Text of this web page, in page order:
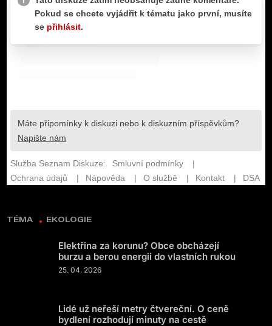
TÉMA EKOLOGIE
Elektřina za korunu? Obce obcházejí
burzu a berou energii do vlastních rukou
25. 04. 2026
Lidé už neřeší metry čtvereční. O ceně
bydlení rozhodují minuty na cestě